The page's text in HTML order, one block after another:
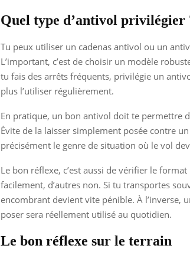
Quel type d’antivol privilégier
Tu peux utiliser un cadenas antivol ou un
L’important, c’est de choisir un modèle
tu fais des arrêts fréquents, privilégie un
plus l’utiliser régulièrement.
En pratique, un bon antivol doit te permettre
Évite de la laisser simplement posée contre
précisément le genre de situation où le vol
Le bon réflexe, c’est aussi de vérifier le
facilement, d’autres non. Si tu transportes
encombrant devient vite pénible. À l’inverse,
poser sera réellement utilisé au quotidien.
Le bon réflexe sur le terrain